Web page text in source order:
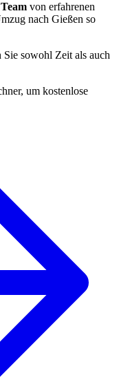
von erfahrenen
nach Gießen so
Sie sowohl Zeit als auch
um kostenlose